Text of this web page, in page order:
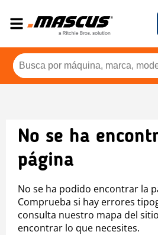
No se ha
página
No se ha podido encontrar la
Comprueba si hay errores
consulta nuestro mapa del
encontrar lo que necesites.